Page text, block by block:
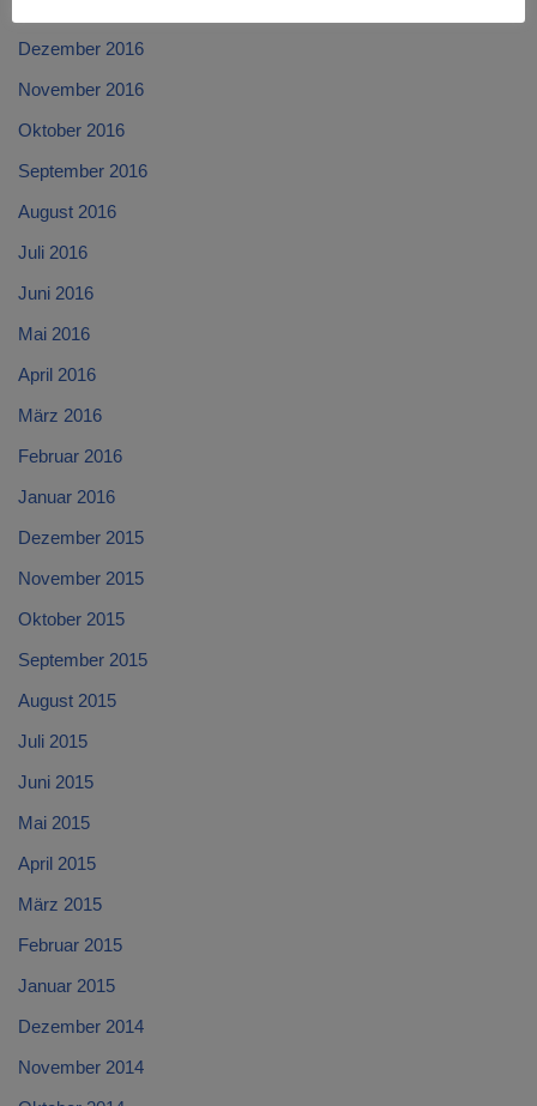
Dezember 2016
November 2016
Oktober 2016
September 2016
August 2016
Juli 2016
Juni 2016
Mai 2016
April 2016
März 2016
Februar 2016
Januar 2016
Dezember 2015
November 2015
Oktober 2015
September 2015
August 2015
Juli 2015
Juni 2015
Mai 2015
April 2015
März 2015
Februar 2015
Januar 2015
Dezember 2014
November 2014